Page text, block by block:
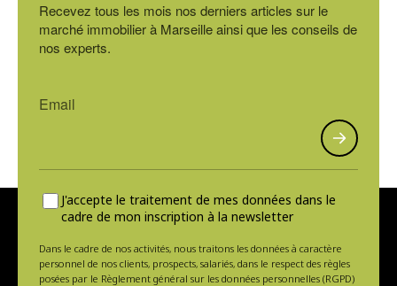
Recevez tous les mois nos derniers articles sur le
marché immobilier à Marseille ainsi que les conseils de
nos experts.
J'accepte le traitement de mes données dans le
cadre de mon inscription à la newsletter
Dans le cadre de nos activités, nous traitons les données à caractère
personnel de nos clients, prospects, salariés, dans le respect des règles
posées par le Règlement général sur les données personnelles (RGPD)